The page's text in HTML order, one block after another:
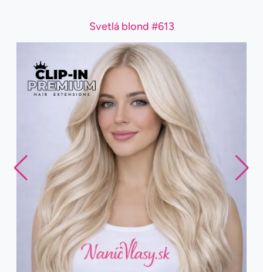
Svetlá blond #613